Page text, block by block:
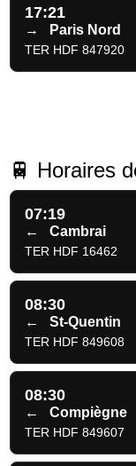
17:21
→ Paris Nord
TER HDF 847920
🚆 Horaires
07:19
← Cambrai
TER HDF 16462
08:30
← St-Quentin
TER HDF 849608
08:30
← Compiègne
TER HDF 849607